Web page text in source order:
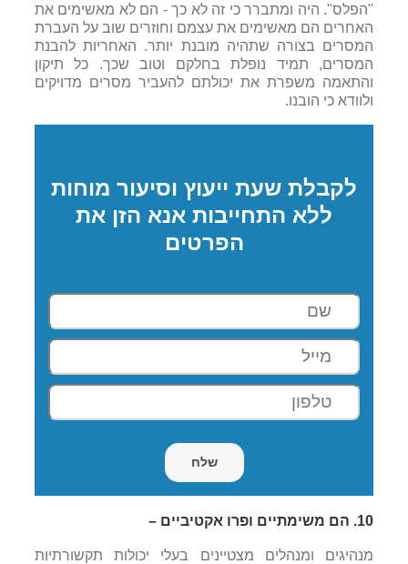
"הפלס". היה ומתברר כי זה לא כך - הם לא מאשימים את
האחרים הם מאשימים את עצמם וחוזרים שוב על העברת
המסרים בצורה שתהיה מובנת יותר. האחריות להבנת
המסרים, תמיד נופלת בחלקם וטוב שכך. כל תיקון
והתאמה משפרת את יכולתם להעביר מסרים מדויקים
ולוודא כי הובנו.
לקבלת שעת ייעוץ וסיעור מוחות
ללא התחייבות אנא הזן את
הפרטים
10. הם משימתיים ופרו אקטיביים –
מנהיגים ומנהלים מצטיינים בעלי יכולות תקשורתיות